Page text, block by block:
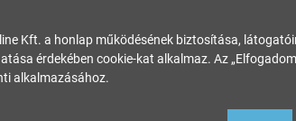
Kft. a honlap működésének biztosítása,
érdekében cookie-kat alkalmaz. Az
alkalmazásához.